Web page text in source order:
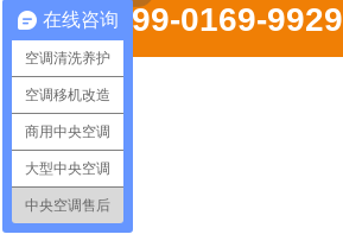
199-0169-9929
在线咨询
空调清洗养护
空调移机改造
商用中央空调
大型中央空调
中央空调售后